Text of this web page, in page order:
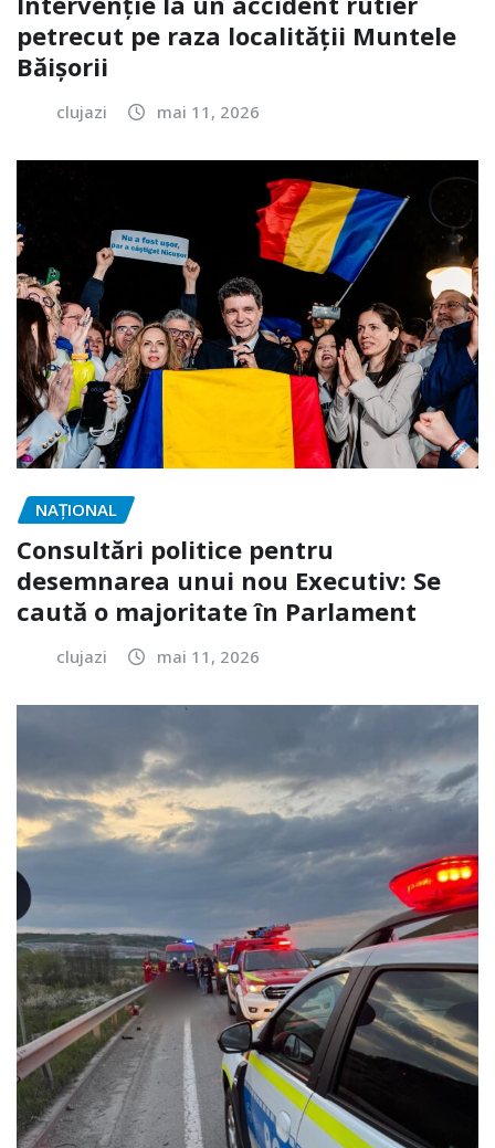
petrecut pe raza localității Muntele
Băișorii
clujazi mai 11, 2026
NAŢIONAL
Consultări politice pentru
desemnarea unui nou Executiv: Se
caută o majoritate în Parlament
clujazi mai 11, 2026